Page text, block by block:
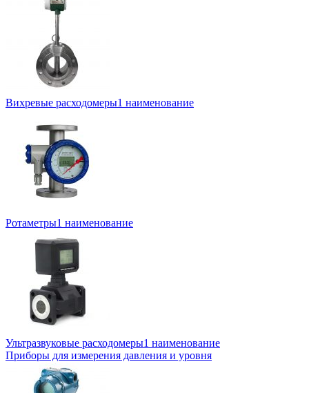
Вихревые расходомеры1 наименование
Ротаметры1 наименование
Ультразвуковые расходомеры1 наименование
Приборы для измерения давления и уровня